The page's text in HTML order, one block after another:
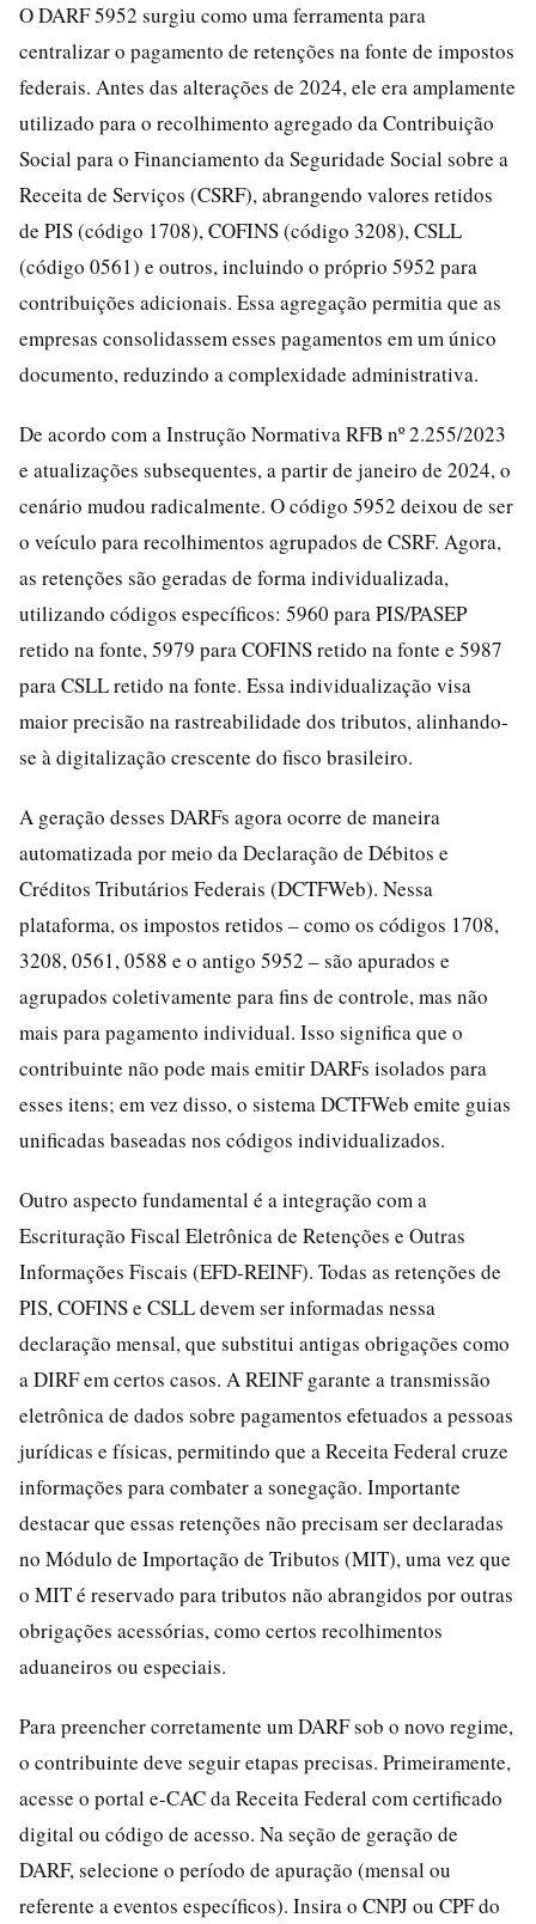
O DARF 5952 surgiu como uma ferramenta para
centralizar o pagamento de retenções na fonte de impostos
federais. Antes das alterações de 2024, ele era amplamente
utilizado para o recolhimento agregado da Contribuição
Social para o Financiamento da Seguridade Social sobre a
Receita de Serviços (CSRF), abrangendo valores retidos
de PIS (código 1708), COFINS (código 3208), CSLL
(código 0561) e outros, incluindo o próprio 5952 para
contribuições adicionais. Essa agregação permitia que as
empresas consolidassem esses pagamentos em um único
documento, reduzindo a complexidade administrativa.
De acordo com a Instrução Normativa RFB nº 2.255/2023
e atualizações subsequentes, a partir de janeiro de 2024, o
cenário mudou radicalmente. O código 5952 deixou de ser
o veículo para recolhimentos agrupados de CSRF. Agora,
as retenções são geradas de forma individualizada,
utilizando códigos específicos: 5960 para PIS/PASEP
retido na fonte, 5979 para COFINS retido na fonte e 5987
para CSLL retido na fonte. Essa individualização visa
maior precisão na rastreabilidade dos tributos, alinhando-
se à digitalização crescente do fisco brasileiro.
A geração desses DARFs agora ocorre de maneira
automatizada por meio da Declaração de Débitos e
Créditos Tributários Federais (DCTFWeb). Nessa
plataforma, os impostos retidos – como os códigos 1708,
3208, 0561, 0588 e o antigo 5952 – são apurados e
agrupados coletivamente para fins de controle, mas não
mais para pagamento individual. Isso significa que o
contribuinte não pode mais emitir DARFs isolados para
esses itens; em vez disso, o sistema DCTFWeb emite guias
unificadas baseadas nos códigos individualizados.
Outro aspecto fundamental é a integração com a
Escrituração Fiscal Eletrônica de Retenções e Outras
Informações Fiscais (EFD-REINF). Todas as retenções de
PIS, COFINS e CSLL devem ser informadas nessa
declaração mensal, que substitui antigas obrigações como
a DIRF em certos casos. A REINF garante a transmissão
eletrônica de dados sobre pagamentos efetuados a pessoas
jurídicas e físicas, permitindo que a Receita Federal cruze
informações para combater a sonegação. Importante
destacar que essas retenções não precisam ser declaradas
no Módulo de Importação de Tributos (MIT), uma vez que
o MIT é reservado para tributos não abrangidos por outras
obrigações acessórias, como certos recolhimentos
aduaneiros ou especiais.
Para preencher corretamente um DARF sob o novo regime,
o contribuinte deve seguir etapas precisas. Primeiramente,
acesse o portal e-CAC da Receita Federal com certificado
digital ou código de acesso. Na seção de geração de
DARF, selecione o período de apuração (mensal ou
referente a eventos específicos). Insira o CNPJ ou CPF do